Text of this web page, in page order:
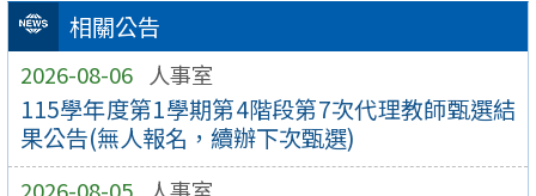
相關公告
2026-08-06 人事室
115學年度第1學期第4階段第7次代理教師甄選結
果公告(無人報名，續辦下次甄選)
2026-08-05 人事室